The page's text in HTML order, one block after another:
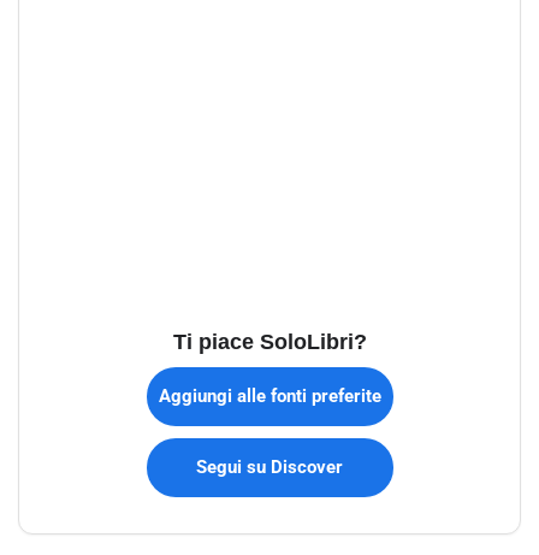
Ti piace SoloLibri?
Aggiungi alle fonti preferite
Segui su Discover